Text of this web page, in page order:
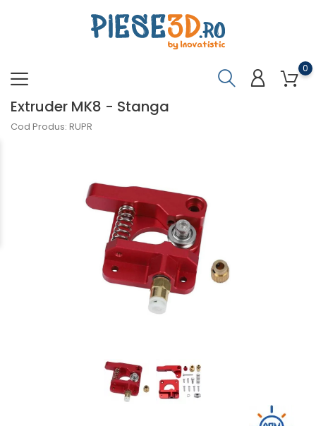
0
Extruder MK8 - Stanga
Cod Produs: RUPR